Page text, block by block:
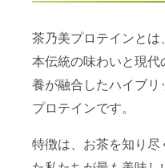
茶乃美プロテインとは
本伝統の味わいと現代
養が融合したハイブリ
プロテインです。
特徴は、お茶を知り尽